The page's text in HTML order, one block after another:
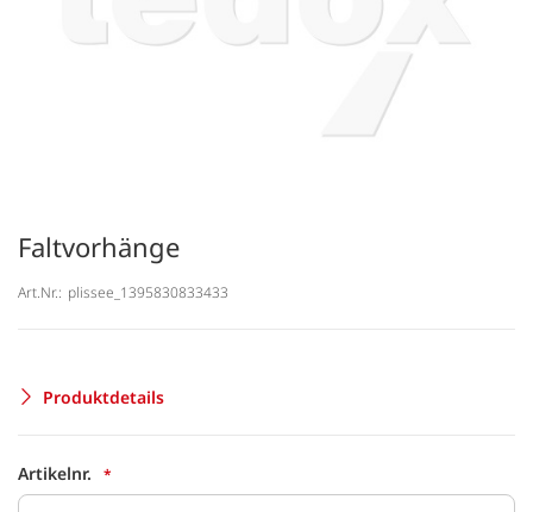
Faltvorhänge
Art.Nr.: plissee_1395830833433
Produktdetails
Artikelnr.